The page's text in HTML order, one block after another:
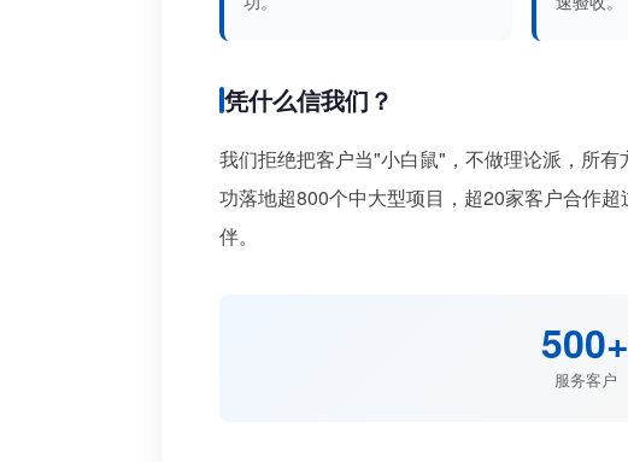
凭什么信我们？
我们拒绝把客户当"小白鼠"，不做理论派，所
功落地超800个中大型项目，超20家客户合作
伴。
500+
服务客户